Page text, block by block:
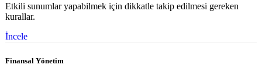
Etkili sunumlar yapabilmek için dikkatle takip edilmesi gereken
kurallar.
İncele
Finansal Yönetim